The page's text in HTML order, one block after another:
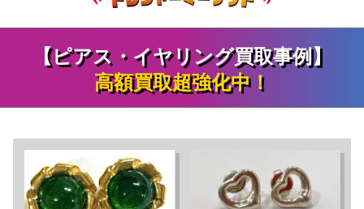
【ピアス・イヤリング買取事例】
高額買取超強化中！